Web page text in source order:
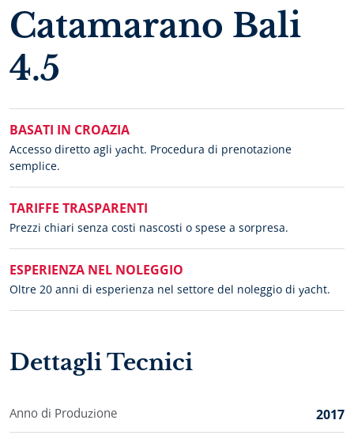
Catamarano Bali
4.5
BASATI IN CROAZIA
Accesso diretto agli yacht. Procedura di prenotazione
semplice.
TARIFFE TRASPARENTI
Prezzi chiari senza costi nascosti o spese a sorpresa.
ESPERIENZA NEL NOLEGGIO
Oltre 20 anni di esperienza nel settore del noleggio di yacht.
Dettagli Tecnici
Anno di Produzione 2017